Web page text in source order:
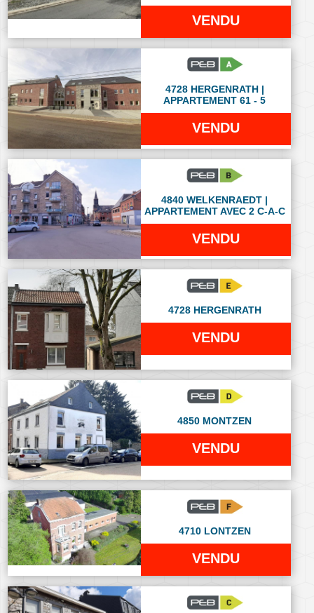
VENDU
4728 HERGENRATH |
APPARTEMENT 61 - 5
VENDU
4840 WELKENRAEDT |
APPARTEMENT AVEC 2 C-A-C
VENDU
4728 HERGENRATH
VENDU
4850 MONTZEN
VENDU
4710 LONTZEN
VENDU